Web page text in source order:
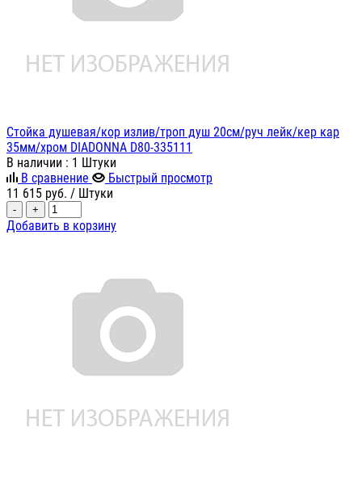
Стойка душевая/кор излив/троп душ 20см/руч лейк/кер кар
35мм/хром DIADONNA D80-335111
В наличии : 1 Штуки
В сравнение
Быстрый просмотр
11 615 руб. / Штуки
- +
Добавить в корзину